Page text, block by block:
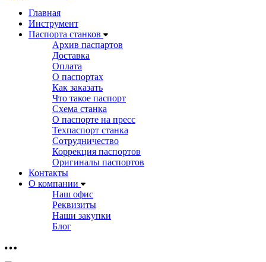
Главная
Инструмент
Паспорта станков
Архив паспартов
Доставка
Оплата
О паспортах
Как заказать
Что такое паспорт
Схема станка
О паспорте на пресс
Техпаспорт станка
Сотрудничество
Коррекция паспортов
Оригиналы паспортов
Контакты
О компании
Наш офис
Реквизиты
Наши закупки
Блог